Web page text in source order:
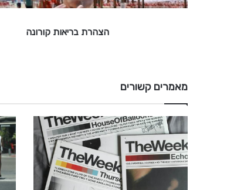
א
נ
ה
הצהרת בריאות קורונה
מאמרים קשורים